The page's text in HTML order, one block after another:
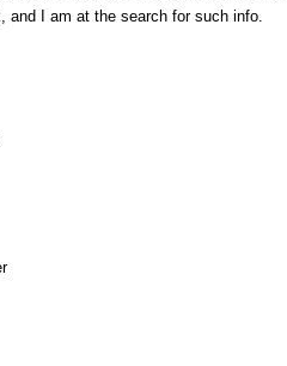
and I am at the search for such info.